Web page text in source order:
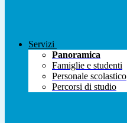
Servizi
Panoramica
Famiglie e studenti
Personale scolastico
Percorsi di studio